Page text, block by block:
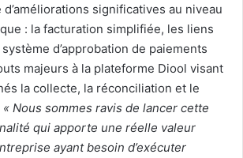
d’améliorations significatives au niveau
: la facturation simplifiée, les liens
d’approbation de paiements
majeurs à la plateforme Diool visant
la collecte, la réconciliation et le
« Nous sommes ravis de lancer cette
qui apporte une réelle valeur
ayant besoin d’exécuter